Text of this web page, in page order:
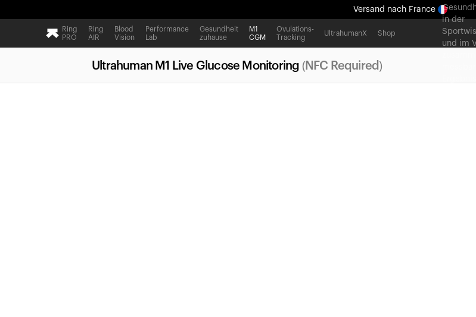
Versand nach France
Ganz neues Ultrahuman-Erlebnis.
Versand nach France
Ring
PRO
Ring
AIR
Blood
Vision
Performance
Lab
Gesundheit
zuhause
M1
CGM
Ovulations-
Tracking
UltrahumanX Shop
in der
und im
Ultrahuman M1 Live Glucose Monitoring (NFC Required)